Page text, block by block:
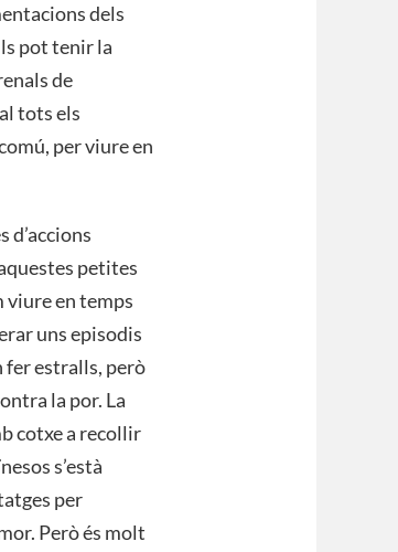
dels
pot tenir la
de
tots els
per viure en
petites
viure en temps
uns episodis
fer estralls, però
la por. La
cotxe a recollir
s’està
per
Però és molt